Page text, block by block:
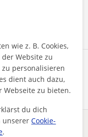
wie z. B. Cookies,
Website zu
personalisieren
dient auch dazu,
Webseite zu bieten.
du dich
unsererCookie-
.